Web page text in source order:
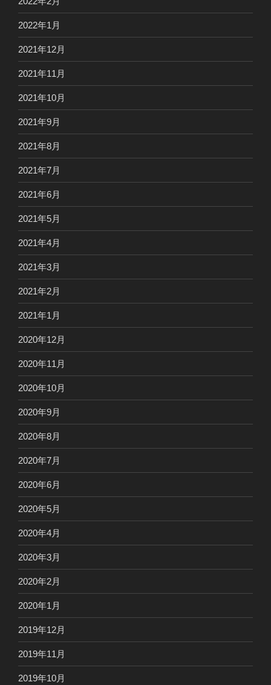
2022年1月
2021年12月
2021年11月
2021年10月
2021年9月
2021年8月
2021年7月
2021年6月
2021年5月
2021年4月
2021年3月
2021年2月
2021年1月
2020年12月
2020年11月
2020年10月
2020年9月
2020年8月
2020年7月
2020年6月
2020年5月
2020年4月
2020年3月
2020年2月
2020年1月
2019年12月
2019年11月
2019年10月